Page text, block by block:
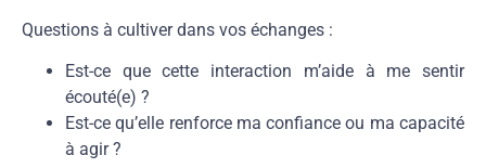
Questions à cultiver dans vos échanges :
Est-ce que cette interaction m’aide à me sentir
écouté(e) ?
Est-ce qu’elle renforce ma confiance ou ma capacité
à agir ?